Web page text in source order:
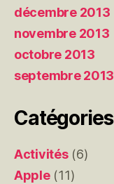
décembre 2013
novembre 2013
octobre 2013
septembre 2013
Catégories
Activités(6)
Apple(11)